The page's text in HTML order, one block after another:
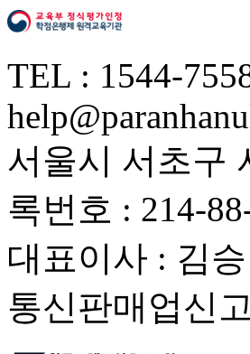
TEL : 1544-
서울시 서초구
록번호 : 214-
대표이사 : 김
통신판매업신